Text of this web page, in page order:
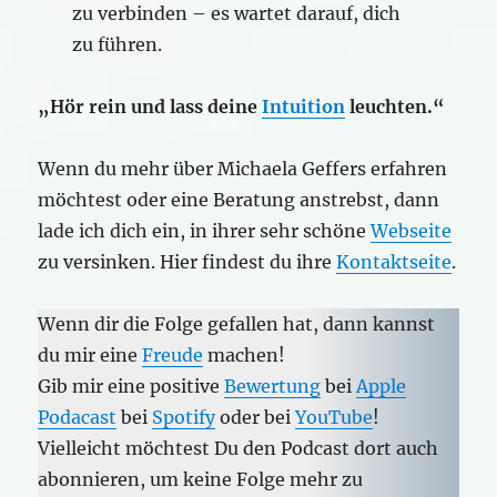
zu verbinden – es wartet darauf, dich
zu führen.
„Hör rein und lass deineIntuition leuchten.“
Wenn du mehr über Michaela Geffers erfahren
möchtest oder eine Beratung anstrebst, dann
lade ich dich ein, in ihrer sehr schöneWebseite
zu versinken. Hier findest du ihreKontaktseite.
Wenn dir die Folge gefallen hat, dann kannst
du mir eineFreude machen!
Gib mir eine positiveBewertung beiApple
Podacast bei Spotifyoder beiYouTube!
Vielleicht möchtest Du den Podcast dort auch
abonnieren, um keine Folge mehr zu